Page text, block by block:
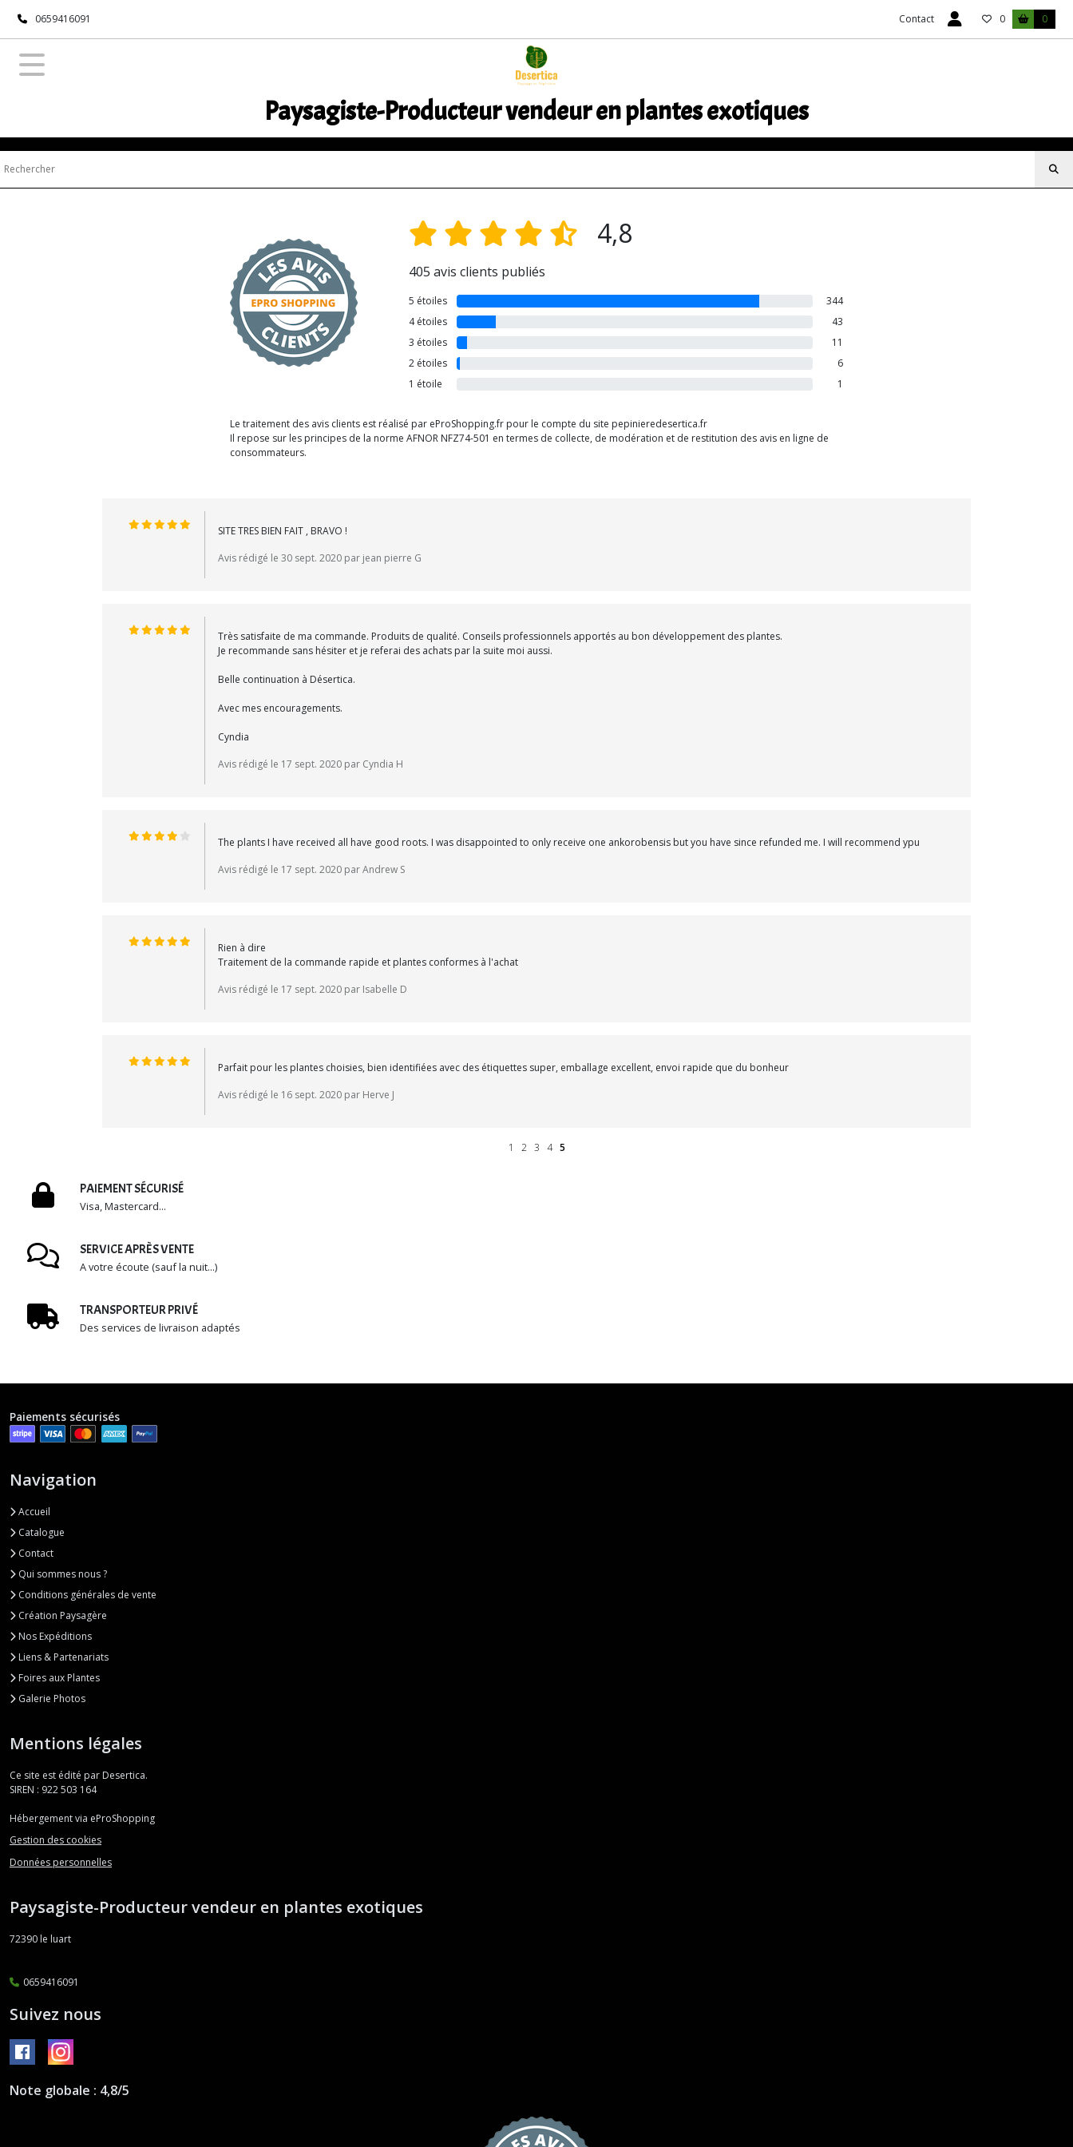
0659416091 Contact 0 0
Paysagiste-Producteur vendeur en plantes exotiques
4,8
405 avis clients publiés
5 étoiles
344
4 étoiles
43
3 étoiles
11
2 étoiles
6
1 étoile
1
Le traitement des avis clients est réalisé par eProShopping.fr pour le compte du site pepinieredesertica.fr
Il repose sur les principes de la norme AFNOR NFZ74-501 en termes de collecte, de modération et de restitution des avis en ligne de
consommateurs.
SITE TRES BIEN FAIT , BRAVO !
Avis rédigé le 30 sept. 2020 par jean pierre G
Très satisfaite de ma commande. Produits de qualité. Conseils professionnels apportés au bon développement des plantes.
Je recommande sans hésiter et je referai des achats par la suite moi aussi.
Belle continuation à Désertica.
Avec mes encouragements.
Cyndia
Avis rédigé le 17 sept. 2020 par Cyndia H
The plants I have received all have good roots. I was disappointed to only receive one ankorobensis but you have since refunded me. I will recommend ypu
Avis rédigé le 17 sept. 2020 par Andrew S
Rien à dire
Traitement de la commande rapide et plantes conformes à l'achat
Avis rédigé le 17 sept. 2020 par Isabelle D
Parfait pour les plantes choisies, bien identifiées avec des étiquettes super, emballage excellent, envoi rapide que du bonheur
Avis rédigé le 16 sept. 2020 par Herve J
1 2 3 4 5
PAIEMENT SÉCURISÉ
Visa, Mastercard...
SERVICE APRÈS VENTE
A votre écoute (sauf la nuit...)
TRANSPORTEUR PRIVÉ
Des services de livraison adaptés
Paiements sécurisés
Navigation
Accueil
Catalogue
Contact
Qui sommes nous ?
Conditions générales de vente
Création Paysagère
Nos Expéditions
Liens & Partenariats
Foires aux Plantes
Galerie Photos
Mentions légales
Ce site est édité par Desertica.
SIREN : 922 503 164
Hébergement via eProShopping
Gestion des cookies
Données personnelles
Paysagiste-Producteur vendeur en plantes exotiques
72390 le luart
0659416091
Suivez nous
Note globale : 4,8/5